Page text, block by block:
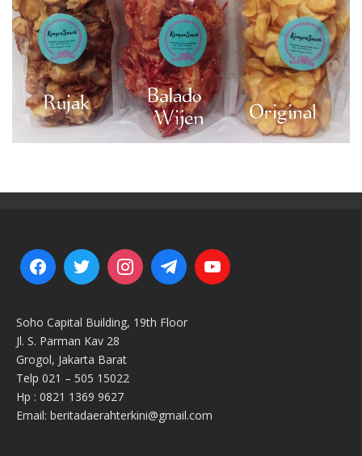
Soho Capital Building, 19th Floor
Jl. S. Parman Kav 28
Grogol, Jakarta Barat
Telp 021 – 505 15022
Hp : 0821 1369 9627
Email: beritadaerahterkini@gmail.com